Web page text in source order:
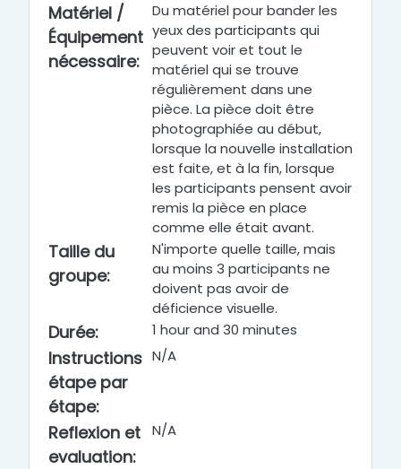
Matériel /
Équipement
nécessaire:
Du matériel pour bander les
yeux des participants qui
peuvent voir et tout le
matériel qui se trouve
régulièrement dans une
pièce. La pièce doit être
photographiée au début,
lorsque la nouvelle installation
est faite, et à la fin, lorsque
les participants pensent avoir
remis la pièce en place
comme elle était avant.
Taille du
groupe:
N'importe quelle taille, mais
au moins 3 participants ne
doivent pas avoir de
déficience visuelle.
Durée: 1 hour and 30 minutes
Instructions
étape par
étape:
N/A
Reflexion et
evaluation:
N/A